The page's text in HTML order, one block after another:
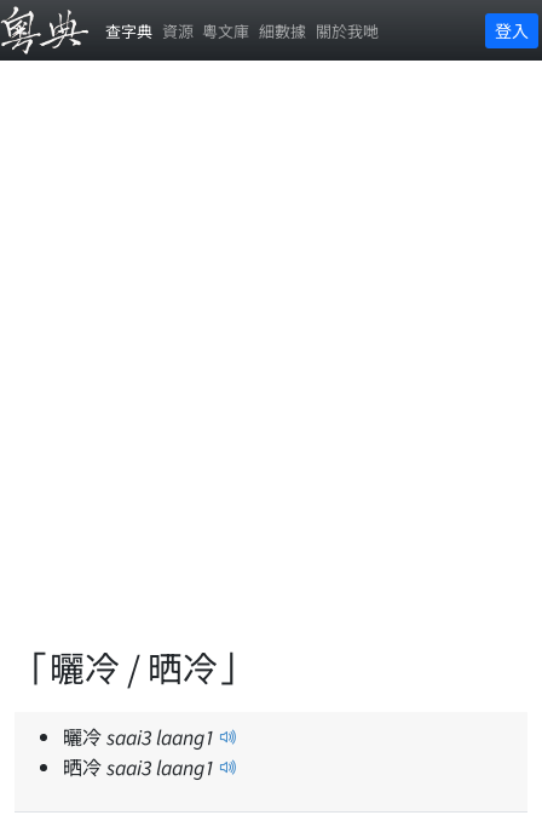
查字典 資源 粵文庫 細數據 關於我哋 登入
「曬冷 / 晒冷」
曬冷saai3laang1
晒冷saai3laang1